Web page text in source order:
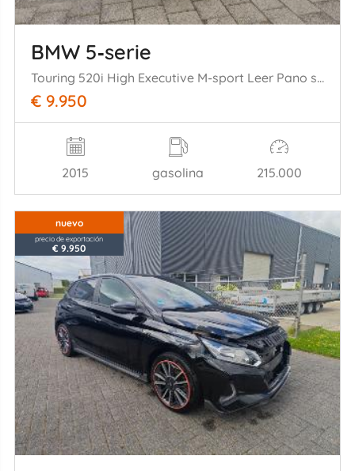
BMW 5‑serie
Touring 520i High Executive M-sport Leer Pano supermooie auto
€ 9.950
2015 gasolina 215.000
nuevo
precio de exportación
€ 9.950